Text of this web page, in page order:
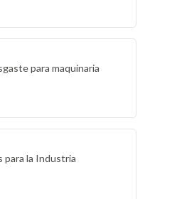
para maquinaria
para la Industria